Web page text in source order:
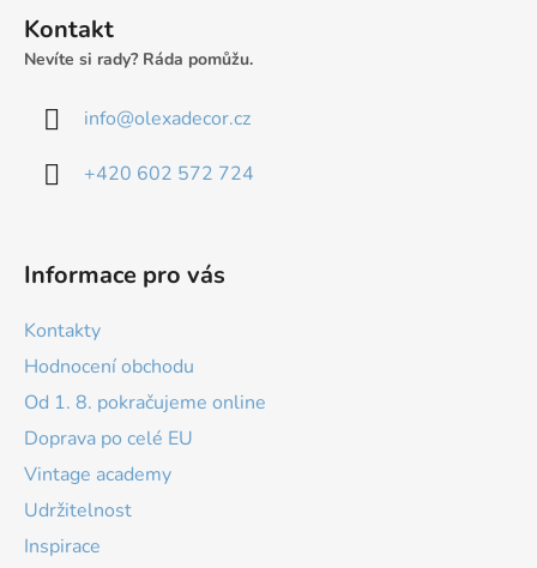
Kontakt
Nevíte si rady? Ráda pomůžu.
info@olexadecor.cz
+420 602 572 724
Informace pro vás
Kontakty
Hodnocení obchodu
Od 1. 8. pokračujeme online
Doprava po celé EU
Vintage academy
Udržitelnost
Inspirace